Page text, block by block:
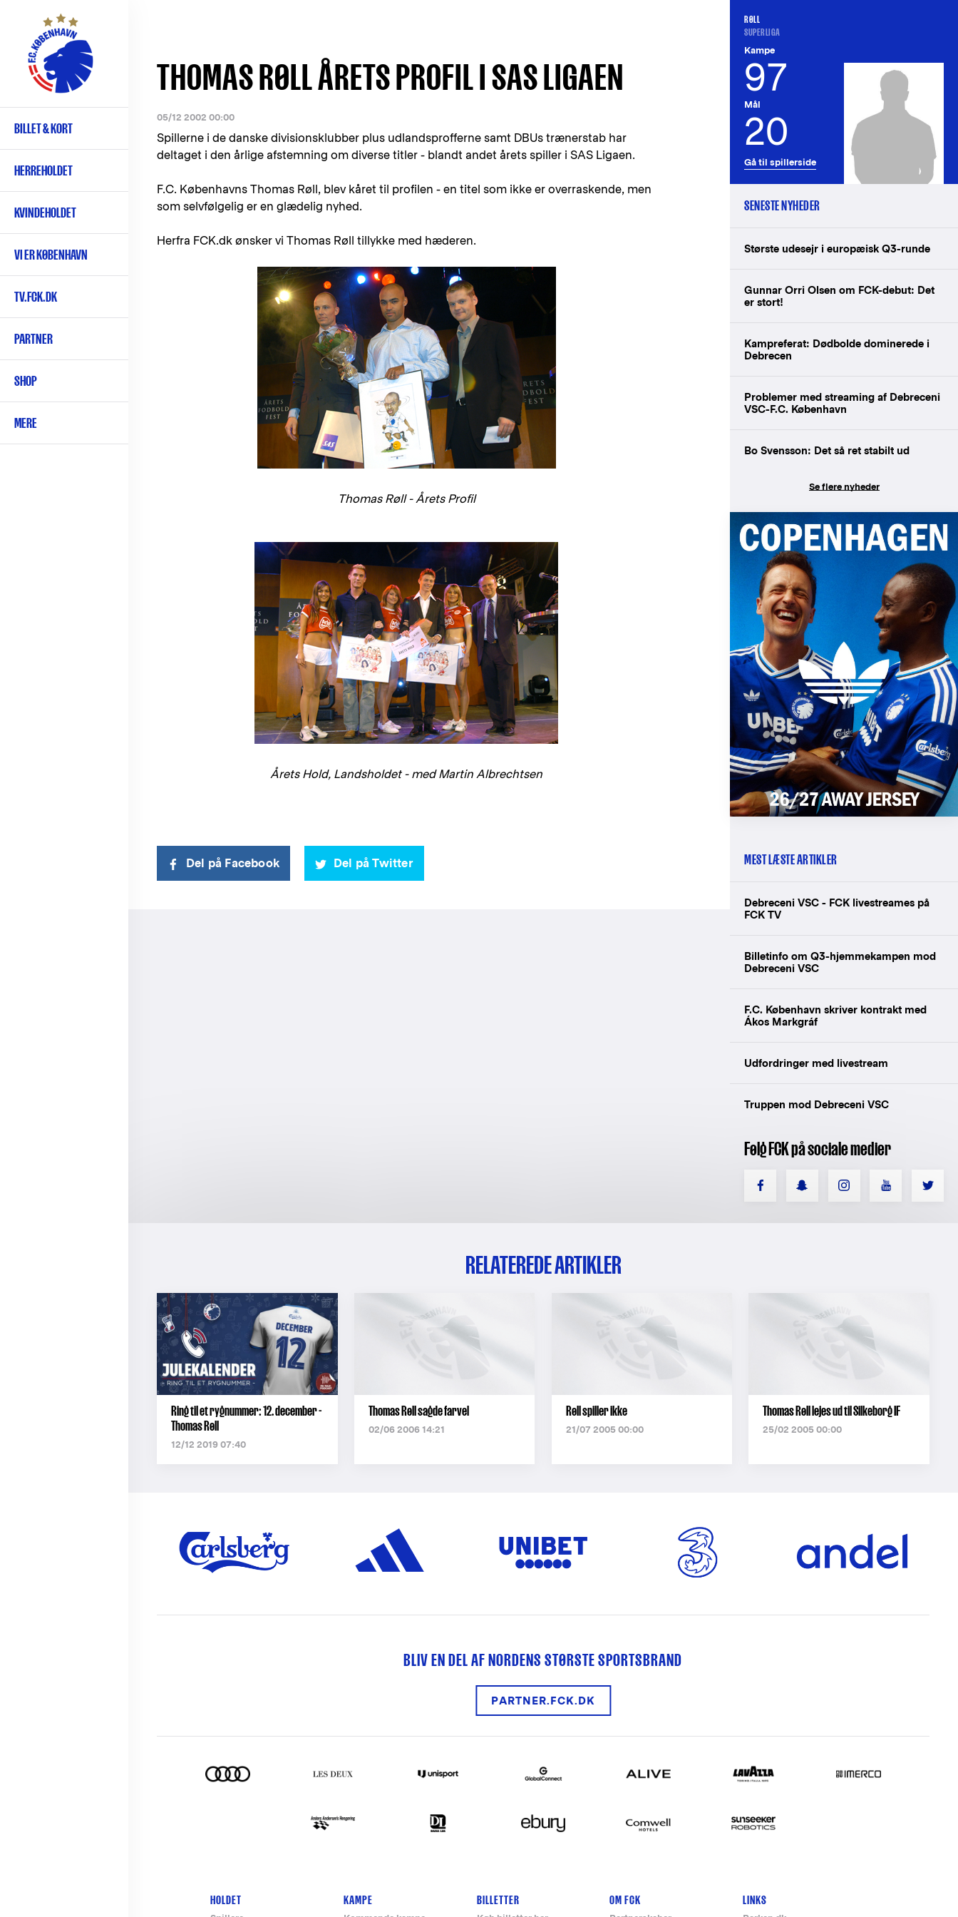
hovedindhold
Primær
navigation
BILLET & KORT
HERREHOLDET
KVINDEHOLDET
VI ER KØBENHAVN
TV.FCK.DK
PARTNER
SHOP
MERE
THOMAS RØLL ÅRETS PROFIL I SAS LIGAEN
05/12 2002 00:00
Spillerne i de danske divisionsklubber plus udlandsprofferne samt DBUs trænerstab har
deltaget i den årlige afstemning om diverse titler - blandt andet årets spiller i SAS Ligaen.
F.C. Københavns Thomas Røll, blev kåret til profilen - en titel som ikke er overraskende, men
som selvfølgelig er en glædelig nyhed.
Herfra FCK.dk ønsker vi Thomas Røll tillykke med hæderen.
Thomas Røll - Årets Profil
Årets Hold, Landsholdet - med Martin Albrechtsen
Del på Facebook Del på Twitter
RØLL
SUPERLIGA
Kampe
97
Mål
20
Gå til spillerside
SENESTE NYHEDER
Største udesejr i europæisk Q3-runde
Gunnar Orri Olsen om FCK-debut: Det
er stort!
Kampreferat: Dødbolde dominerede i
Debrecen
Problemer med streaming af Debreceni
VSC-F.C. København
Bo Svensson: Det så ret stabilt ud
Se flere nyheder
MEST LÆSTE ARTIKLER
Debreceni VSC - FCK livestreames på
FCK TV
Billetinfo om Q3-hjemmekampen mod
Debreceni VSC
F.C. København skriver kontrakt med
Ákos Markgráf
Udfordringer med livestream
Truppen mod Debreceni VSC
Følg FCK på sociale medier
RELATEREDE ARTIKLER
Ring til et rygnummer: 12. december -
Thomas Røll
12/12 2019 07:40
Thomas Røll sagde farvel
02/06 2006 14:21
Røll spiller ikke
21/07 2005 00:00
Thomas Røll lejes ud til Silkeborg IF
25/02 2005 00:00
BLIV EN DEL AF NORDENS STØRSTE SPORTSBRAND
PARTNER.FCK.DK
HOLDET KAMPE BILLETTER OM FCK LINKS